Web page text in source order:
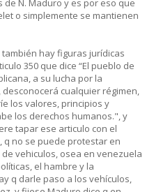
N. Maduro y es por eso que
o simplemente se mantienen
hay figuras jurídicas
350 que dice “El pueblo de
a su lucha por la
cualquier régimen,
los valores, principios y
los derechos humanos.", y
tapar ese articulo con el
q no se puede protestar en
vehiculos, osea en venezuela
el hambre y la
q darle paso a los vehículos,